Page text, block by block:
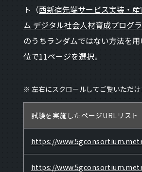
ト（西新宿先端サービス実装・
ム デジタル社会人材育成プログ
のうちランダムではない方法を
位で11ページを選択。
※ 左右にスクロールしてご覧いただけ
試験を実施したページURLリスト
https://
https://